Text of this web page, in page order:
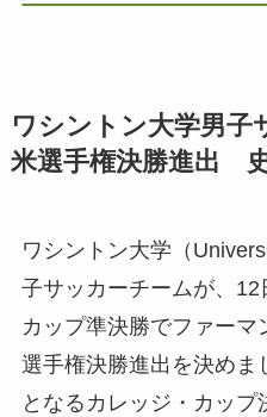
ワシントン大学男子
米選手権決勝進出
ワシントン大学（
子サッカーチームが、12
カップ準決勝でファー
選手権決勝進出を決めま
となるカレッジ・カップ